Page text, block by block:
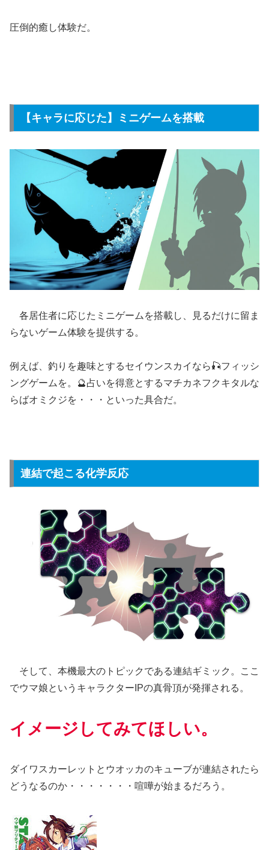
圧倒的癒し体験だ。
【キャラに応じた】ミニゲームを搭載
各居住者に応じたミニゲームを搭載し、見るだけに留ま
らないゲーム体験を提供する。
例えば、釣りを趣味とするセイウンスカイなら🎣フィッシ
ングゲームを。🔮占いを得意とするマチカネフクキタルな
らばオミクジを・・・といった具合だ。
連結で起こる化学反応
そして、本機最大のトピックである連結ギミック。ここ
でウマ娘というキャラクターIPの真骨頂が発揮される。
イメージしてみてほしい。
ダイワスカーレットとウオッカのキューブが連結されたら
どうなるのか・・・・・・・喧嘩が始まるだろう。